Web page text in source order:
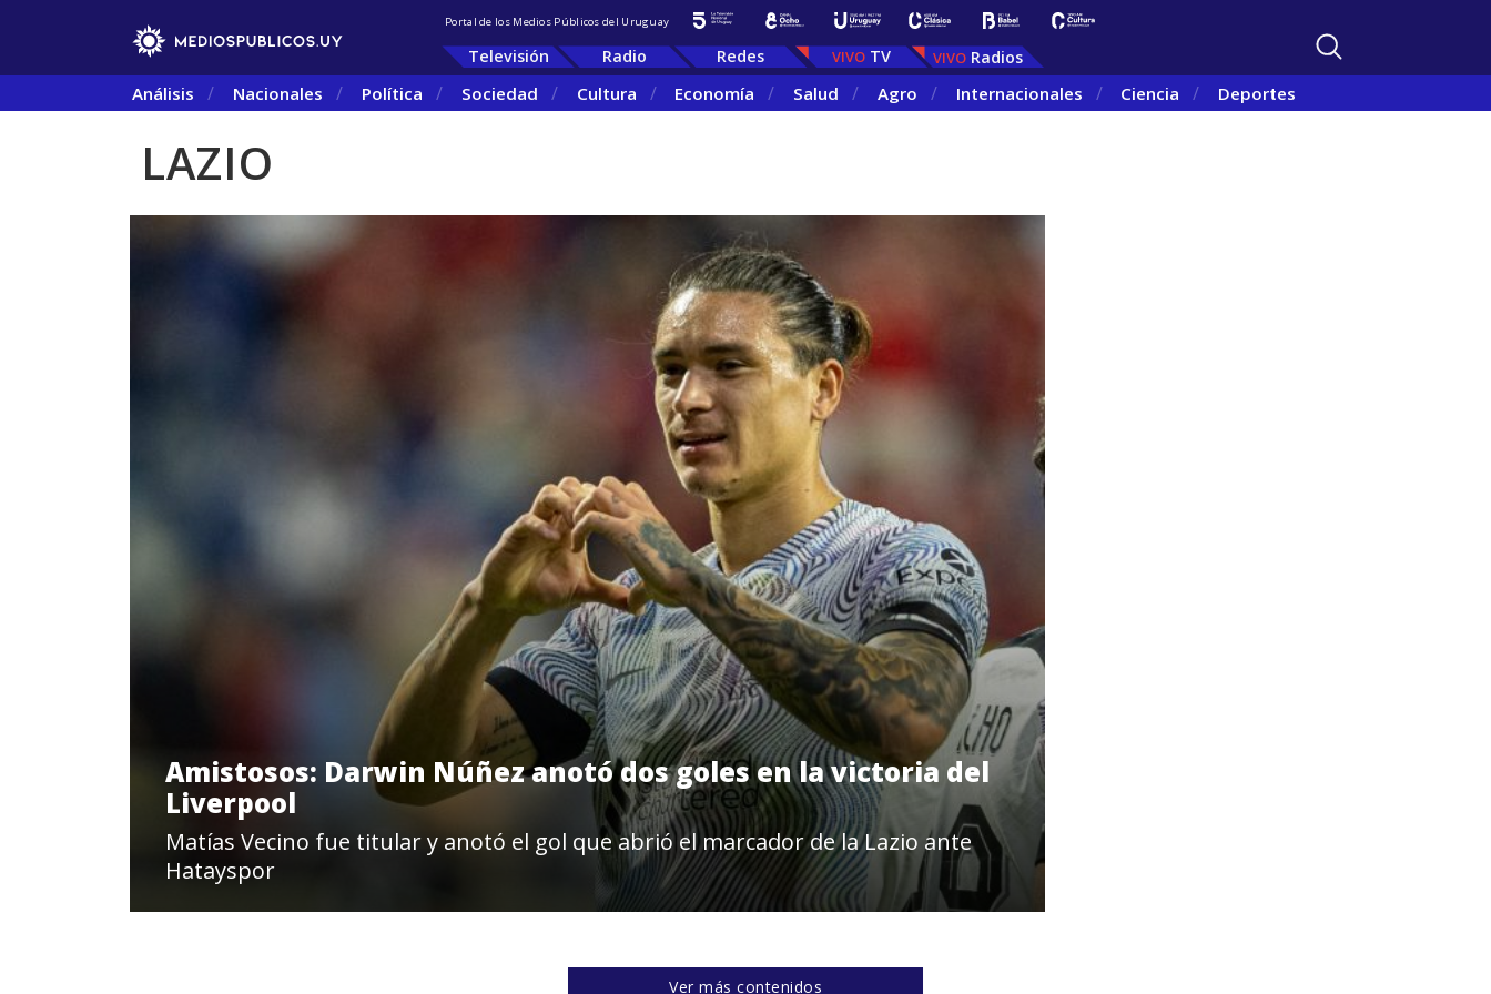
Portal de los Medios Públicos del Uruguay
Televisión Radio Redes TV Radios
Análisis Nacionales Política Sociedad Cultura Economía Salud Agro Internacionales Ciencia Deportes
LAZIO
Amistosos: Darwin Núñez anotó dos goles en la victoria del
Liverpool
Matías Vecino fue titular y anotó el gol que abrió el marcador de la Lazio ante
Hatayspor
Ver más contenidos